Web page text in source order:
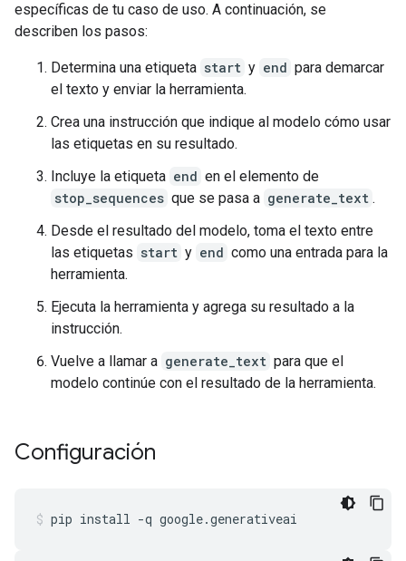
específicas de tu caso de uso. A continuación, se
describen los pasos:
Determina una etiqueta start y end para demarcar
el texto y enviar la herramienta.
Crea una instrucción que indique al modelo cómo usar
las etiquetas en su resultado.
Incluye la etiqueta end en el elemento de
stop_sequences que se pasa a generate_text .
Desde el resultado del modelo, toma el texto entre
las etiquetas start y end como una entrada para la
herramienta.
Ejecuta la herramienta y agrega su resultado a la
instrucción.
Vuelve a llamar a generate_text para que el
modelo continúe con el resultado de la herramienta.
Configuración
pip install -q google.generativeai